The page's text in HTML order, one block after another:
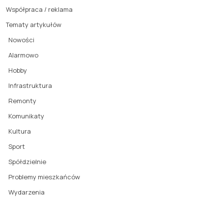
Współpraca / reklama
Tematy artykułów
Nowości
Alarmowo
Hobby
Infrastruktura
Remonty
Komunikaty
Kultura
Sport
Spółdzielnie
Problemy mieszkańców
Wydarzenia